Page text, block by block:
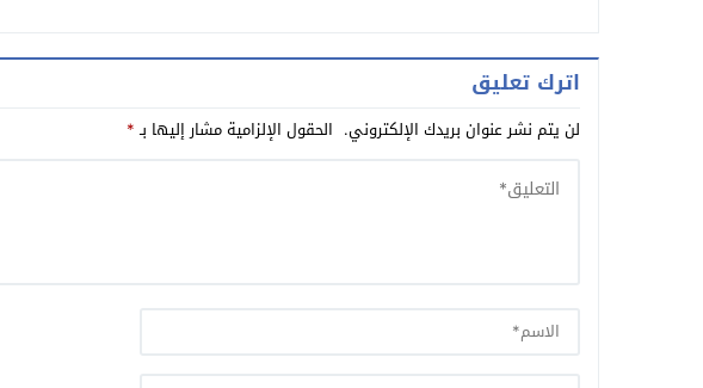
اترك تعليق
لن يتم نشر عنوان بريدك الإلكتروني. الحقول الإلزامية مشار إليها بـ*